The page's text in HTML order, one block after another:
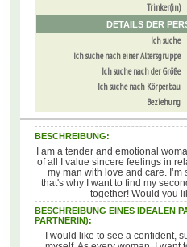
Trinker(in)
DETAILS DER
Ich suche
Ich suche nach einer Altersgruppe
Ich suche nach der Größe
Ich suche nach Körperbau
Beziehung
BESCHREIBUNG:
I am a tender and emotional
of all I value sincere feelings in
my man with love and care.
that's why I want to find my
together! Would you
BESCHREIBUNG EINES IDEALEN
PARTNERIN):
I would like to see a confident,